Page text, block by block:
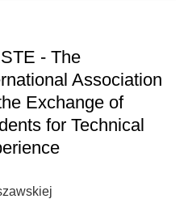
- The
Association
Exchange of
for Technical